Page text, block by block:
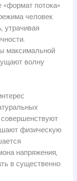
потока»
человек
утрачивая
максимальной
волну
совершенствуют
физическую
напряжения,
в существенно